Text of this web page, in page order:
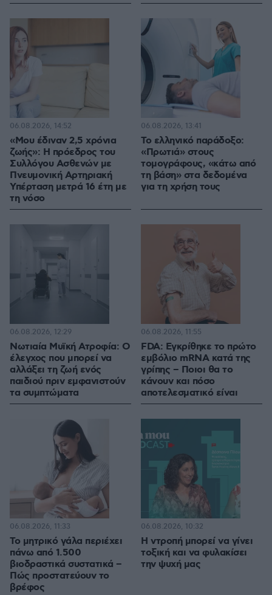
«Μου έδιναν 2,5 χρόνια
ζωής»: Η πρόεδρος του
Συλλόγου Ασθενών με
Πνευμονική Αρτηριακή
Υπέρταση μετρά 16 έτη με
τη νόσο
06.08.2026, 14:52
Το ελληνικό παράδοξο:
«Πρωτιά» στους
τομογράφους, «κάτω από
τη βάση» στα δεδομένα
για τη χρήση τους
06.08.2026, 13:41
Νωτιαία Μυϊκή Ατροφία: Ο
έλεγχος που μπορεί να
αλλάξει τη ζωή ενός
παιδιού πριν εμφανιστούν
τα συμπτώματα
06.08.2026, 12:29
FDA: Εγκρίθηκε το πρώτο
εμβόλιο mRNA κατά της
γρίπης – Ποιοι θα το
κάνουν και πόσο
αποτελεσματικό είναι
06.08.2026, 11:55
Το μητρικό γάλα περιέχει
πάνω από 1.500
βιοδραστικά συστατικά –
Πώς προστατεύουν το
βρέφος
06.08.2026, 11:33
Η ντροπή μπορεί να γίνει
τοξική και να φυλακίσει
την ψυχή μας
06.08.2026, 10:32